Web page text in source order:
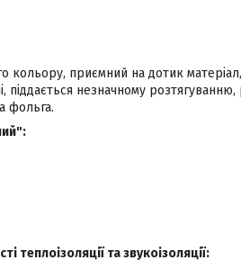
приємний на дотик матеріал,
незначному
фольга.
теплоізоляції та звукоізоляції: